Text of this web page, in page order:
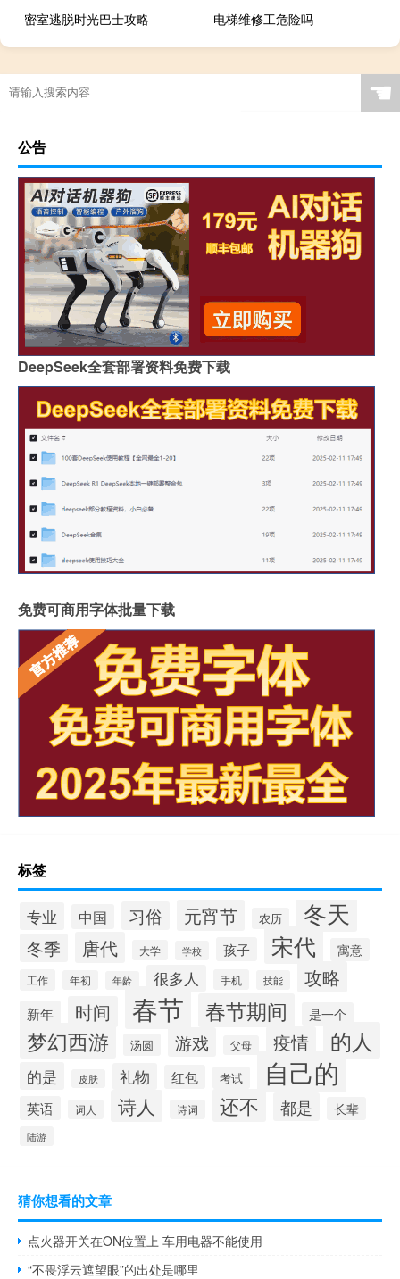
密室逃脱时光巴士攻略 电梯维修工危险吗
☚
公告
DeepSeek全套部署资料免费下载
免费可商用字体批量下载
标签
专业 中国 习俗 元宵节 农历 冬天
冬季 唐代 大学 学校 孩子 宋代 寓意
工作 年初 年龄 很多人 手机 技能 攻略
新年 时间 春节 春节期间 是一个
梦幻西游 汤圆 游戏 父母 疫情 的人
的是 皮肤 礼物 红包 考试 自己的
英语 词人 诗人 诗词 还不 都是 长辈
陆游
猜你想看的文章
点火器开关在ON位置上 车用电器不能使用
“不畏浮云遮望眼”的出处是哪里